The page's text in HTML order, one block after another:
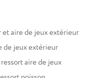
aire de jeux extérieur
de jeux extérieur
aire de jeux